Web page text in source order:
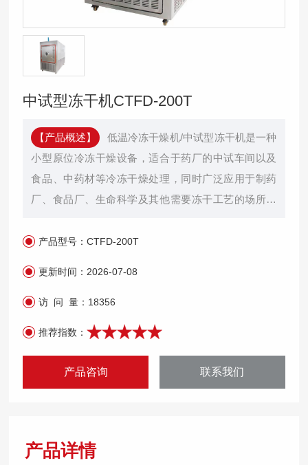
中试型冻干机CTFD-200T
【产品概述】
低温冷冻干燥机/中试型冻干机是一种
小型原位冷冻干燥设备，适合于药厂的中试车间以及
食品、中药材等冷冻干燥处理，同时广泛应用于制药
厂、食品厂、生命科学及其他需要冻干工艺的场所。
防止物料转移过程带来的污染，实现了干燥升华的自
产品型号：CTFD-200T
更新时间： 2026-07-08
访 问 量： 18356
推荐指数：
产品咨询 联系我们
产品详情